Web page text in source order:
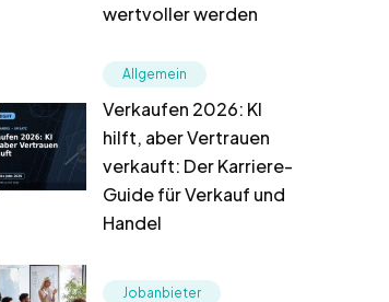
wertvoller werden
Allgemein
Verkaufen 2026: KI
hilft, aber Vertrauen
verkauft: Der Karriere-
Guide für Verkauf und
Handel
Jobanbieter